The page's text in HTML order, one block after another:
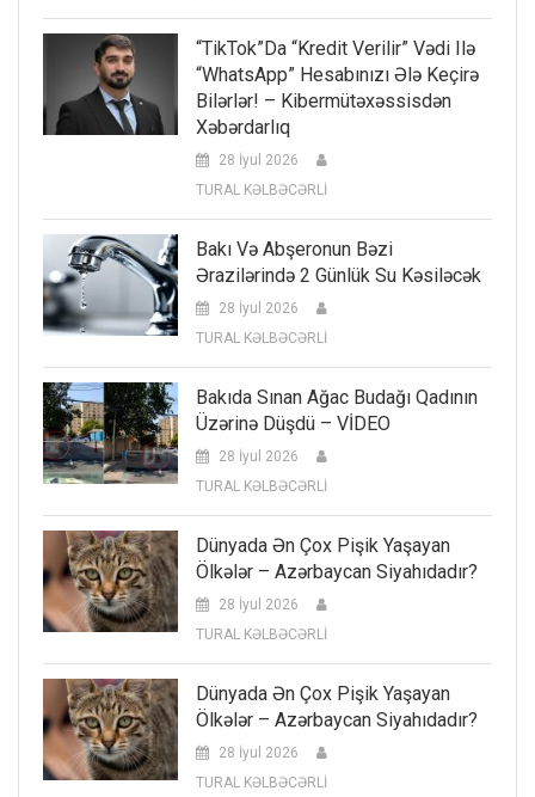
“TikTok”da “kredit Verilir” Vədi Ilə
“WhatsApp” Hesabınızı Ələ Keçirə
Bilərlər! – Kibermütəxəssisdən
Xəbərdarlıq
28 İyul 2026
TURAL KƏLBƏCƏRLİ
Bakı Və Abşeronun Bəzi
Ərazilərində 2 Günlük Su Kəsiləcək
28 İyul 2026
TURAL KƏLBƏCƏRLİ
Bakıda Sınan Ağac Budağı Qadının
Üzərinə Düşdü – VİDEO
28 İyul 2026
TURAL KƏLBƏCƏRLİ
Dünyada Ən Çox Pişik Yaşayan
Ölkələr – Azərbaycan Siyahıdadır?
28 İyul 2026
TURAL KƏLBƏCƏRLİ
Dünyada Ən Çox Pişik Yaşayan
Ölkələr – Azərbaycan Siyahıdadır?
28 İyul 2026
TURAL KƏLBƏCƏRLİ